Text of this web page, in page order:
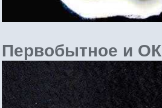
Первобытное и